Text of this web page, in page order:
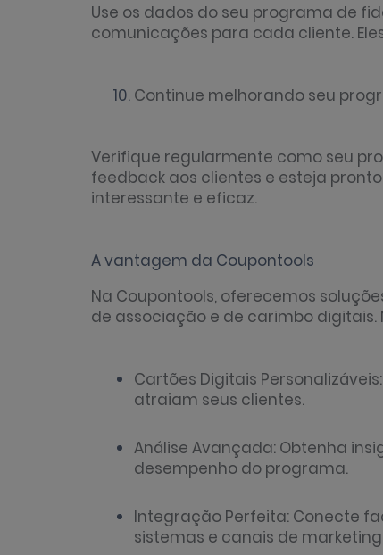
Use os dados do seu programa de
comunicações para cada cliente.
Continue melhorando seu
Verifique regularmente como seu
feedback aos clientes e esteja
interessante e eficaz.
A vantagem da Coupontools
Na Coupontools, oferecemos
de associação e de carimbo
Cartões Digitais
atraiam seus clientes.
Análise Avançada: Obtenha
desempenho do programa.
Integração Perfeita: Conecte
sistemas e canais de